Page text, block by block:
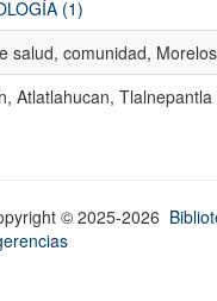
(1)
salud, comunidad,
Atlatlahucan, Tlalnepantla
© 2025-2026